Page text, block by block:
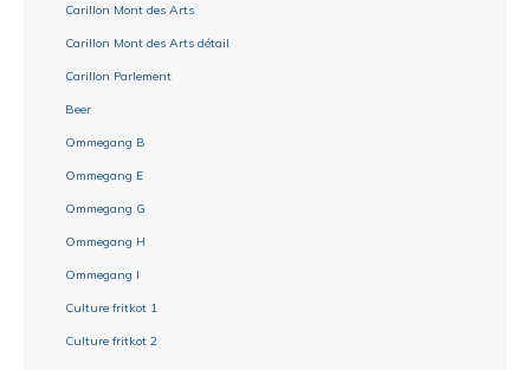
Carillon Mont des Arts
Carillon Mont des Arts détail
Carillon Parlement
Beer
Ommegang B
Ommegang E
Ommegang G
Ommegang H
Ommegang I
Culture fritkot 1
Culture fritkot 2